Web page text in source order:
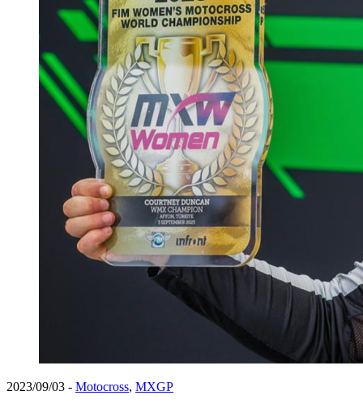
2023/09/03 - Motocross, MXGP